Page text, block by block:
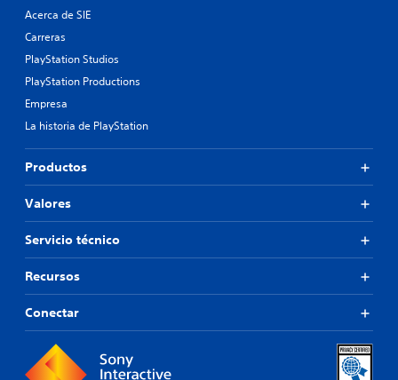
Acerca de SIE
Carreras
PlayStation Studios
PlayStation Productions
Empresa
La historia de PlayStation
Productos
Valores
Servicio técnico
Recursos
Conectar